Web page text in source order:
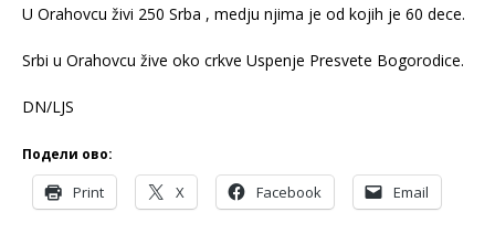
U Orahovcu živi 250 Srba , medju njima je od kojih je 60 dece.
Srbi u Orahovcu žive oko crkve Uspenje Presvete Bogorodice.
DN/LJS
Подели ово:
Print X Facebook Email